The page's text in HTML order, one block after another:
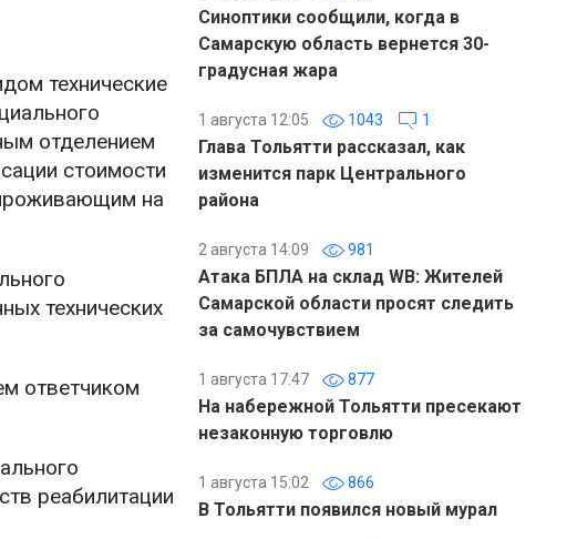
технические
отделением
стоимости
на
технических
ответчиком
реабилитации
Синоптики сообщили, когда в
Самарскую область вернется 30-
градусная жара
1 августа 12:05 1043 1
Глава Тольятти рассказал, как
изменится парк Центрального
района
2 августа 14:09 981
Атака БПЛА на склад WB: Жителей
Самарской области просят следить
за самочувствием
1 августа 17:47 877
На набережной Тольятти пресекают
незаконную торговлю
1 августа 15:02 866
В Тольятти появился новый мурал